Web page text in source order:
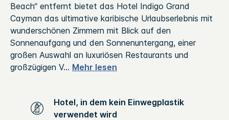
Beach“ entfernt bietet das Hotel Indigo Grand
Cayman das ultimative karibische Urlaubserlebnis mit
wunderschönen Zimmern mit Blick auf den
Sonnenaufgang und den Sonnenuntergang, einer
großen Auswahl an luxuriösen Restaurants und
großzügigen V... Mehr lesen
Hotel, in dem kein Einwegplastik
verwendet wird